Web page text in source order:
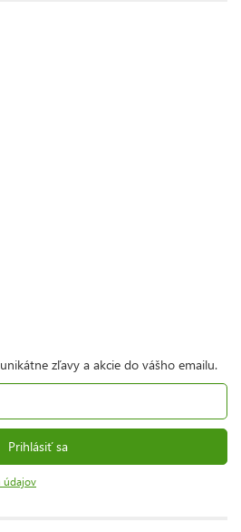
zľavy a akcie do vášho emailu.
Prihlásiť sa
údajov